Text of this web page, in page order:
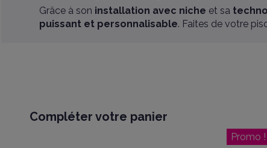
Grâce à son installation avec niche et sa
puissant et personnalisable. Faites de votre
Compléter votre panier
Promo !